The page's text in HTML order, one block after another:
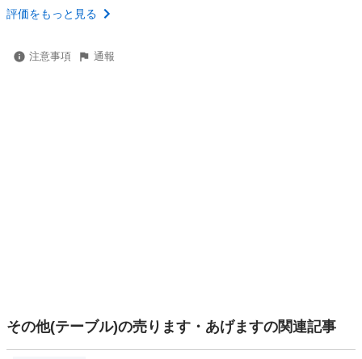
評価をもっと見る
注意事項 通報
その他(テーブル)の売ります・あげますの関連記事